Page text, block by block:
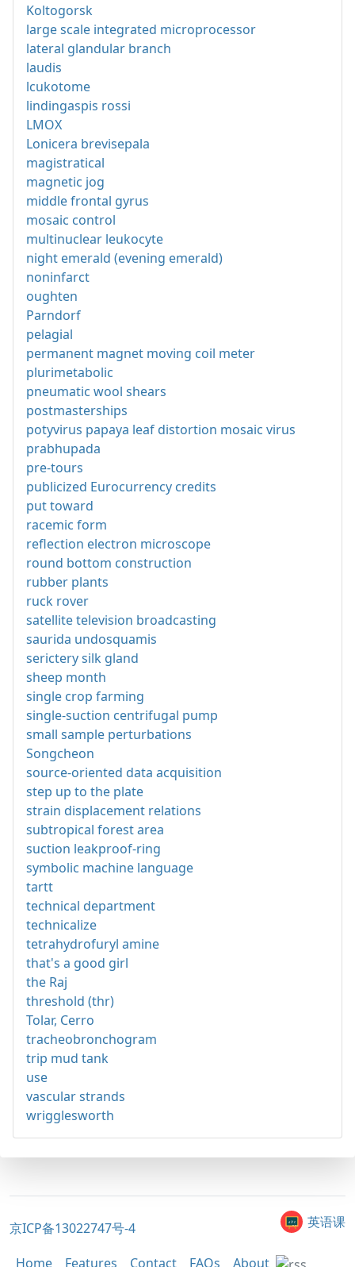
Koltogorsk
large scale integrated microprocessor
lateral glandular branch
laudis
lcukotome
lindingaspis rossi
LMOX
Lonicera brevisepala
magistratical
magnetic jog
middle frontal gyrus
mosaic control
multinuclear leukocyte
night emerald (evening emerald)
noninfarct
oughten
Parndorf
pelagial
permanent magnet moving coil meter
plurimetabolic
pneumatic wool shears
postmasterships
potyvirus papaya leaf distortion mosaic virus
prabhupada
pre-tours
publicized Eurocurrency credits
put toward
racemic form
reflection electron microscope
round bottom construction
rubber plants
ruck rover
satellite television broadcasting
saurida undosquamis
serictery silk gland
sheep month
single crop farming
single-suction centrifugal pump
small sample perturbations
Songcheon
source-oriented data acquisition
step up to the plate
strain displacement relations
subtropical forest area
suction leakproof-ring
symbolic machine language
tartt
technical department
technicalize
tetrahydrofuryl amine
that's a good girl
the Raj
threshold (thr)
Tolar, Cerro
tracheobronchogram
trip mud tank
use
vascular strands
wrigglesworth
京ICP备13022747号-4 英语课
Home Features Contact FAQs About